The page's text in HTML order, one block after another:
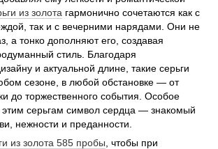
из золота гармонично сочетаются как с
так и с вечерними нарядами. Они не
а тонко дополняют его, создавая
стиль. Благодаря
и актуальной длине, такие серьги
сезоне, в любой обстановке — от
до торжественного события. Особое
этим серьгам символ сердца — знакомый
нежности и преданности.
из золота 585 пробы , чтобы при